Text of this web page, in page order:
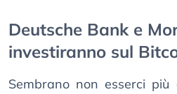
Deutsche Bank e
investiranno sul
Sembrano non esserci